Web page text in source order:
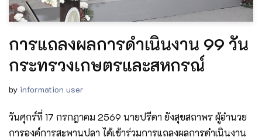
การแถลงผลการดำเนินงาน 99 วัน
กระทรวงเกษตรและสหกรณ์
by information user
วันศุกร์ที่ 17 กรกฎาคม 2569 นายปรีดา ยังสุขสถาพร ผู้อำนวย
การองค์การสะพานปลา ได้เข้าร่วมการแถลงผลการดำเนินงาน